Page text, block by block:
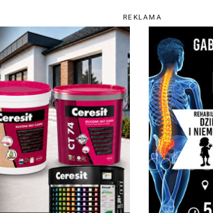
REKLAMA